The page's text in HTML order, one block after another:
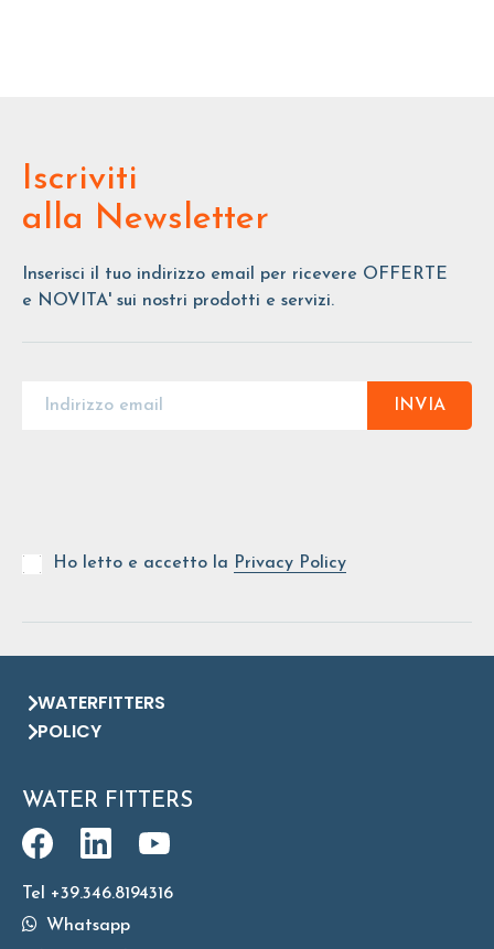
Iscriviti
alla Newsletter
Inserisci il tuo indirizzo email per ricevere OFFERTE
e NOVITA' sui nostri prodotti e servizi.
INVIA
Ho letto e accetto la Privacy Policy
WATERFITTERS
POLICY
WATER FITTERS
Tel +39.346.8194316
Whatsapp